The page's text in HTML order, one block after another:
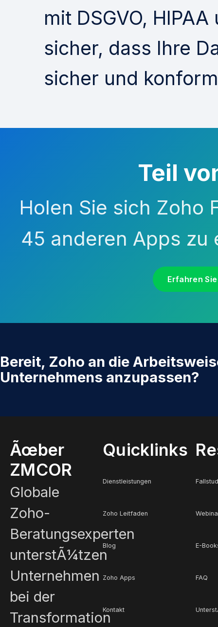
mit DSGVO,
sicher, dass Ihre
sicher und
Teil
Holen Sie sich Zoho
45 anderen Apps zu
Erfahren
Bereit, Zoho an die
Unternehmens anzupassen?
Ãœber
ZMCOR
Globale
Zoho-
Beratungsexperten
unterstÃ¼tzen
Unternehmen
bei der
Transformation
Quicklinks
Dienstleistungen
Zoho Leitfaden
Blog
Zoho Apps
Kontakt
E-
FAQ